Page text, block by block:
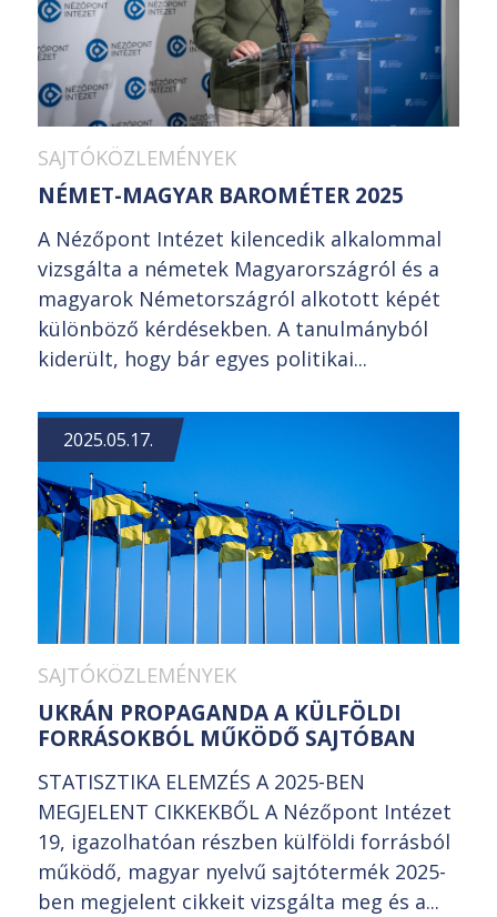
SAJTÓKÖZLEMÉNYEK
NÉMET-MAGYAR BAROMÉTER 2025
A Nézőpont Intézet kilencedik alkalommal
vizsgálta a németek Magyarországról és a
magyarok Németországról alkotott képét
különböző kérdésekben. A tanulmányból
kiderült, hogy bár egyes politikai...
2025.05.17.
SAJTÓKÖZLEMÉNYEK
UKRÁN PROPAGANDA A KÜLFÖLDI
FORRÁSOKBÓL MŰKÖDŐ SAJTÓBAN
STATISZTIKA ELEMZÉS A 2025-BEN
MEGJELENT CIKKEKBŐL A Nézőpont Intézet
19, igazolhatóan részben külföldi forrásból
működő, magyar nyelvű sajtótermék 2025-
ben megjelent cikkeit vizsgálta meg és a...